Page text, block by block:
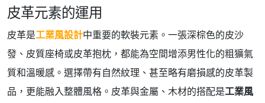
皮革元素的運用
皮革是工業風設計中重要的軟裝元素。一張深棕色的皮沙
發、皮質座椅或皮革抱枕，都能為空間增添男性化的粗獷氣
質和溫暖感。選擇帶有自然紋理、甚至略有磨損感的皮革製
品，更能融入整體風格。皮革與金屬、木材的搭配是工業風